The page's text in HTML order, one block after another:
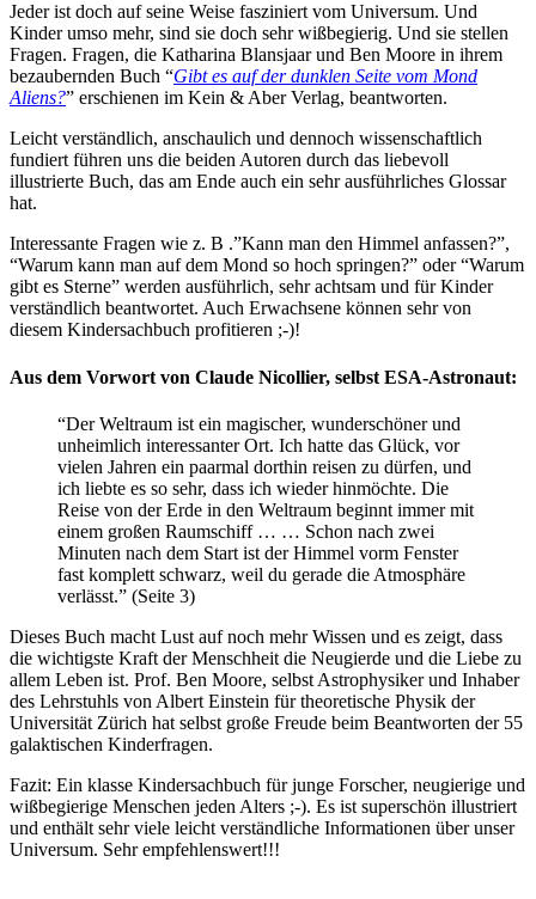
Jeder ist doch auf seine Weise fasziniert vom Universum. Und
Kinder umso mehr, sind sie doch sehr wißbegierig. Und sie stellen
Fragen. Fragen, die Katharina Blansjaar und Ben Moore in ihrem
bezaubernden Buch “Gibt es auf der dunklen Seite vom Mond
Aliens?” erschienen im Kein & Aber Verlag, beantworten.
Leicht verständlich, anschaulich und dennoch wissenschaftlich
fundiert führen uns die beiden Autoren durch das liebevoll
illustrierte Buch, das am Ende auch ein sehr ausführliches Glossar
hat.
Interessante Fragen wie z. B .”Kann man den Himmel anfassen?”,
“Warum kann man auf dem Mond so hoch springen?” oder “Warum
gibt es Sterne” werden ausführlich, sehr achtsam und für Kinder
verständlich beantwortet. Auch Erwachsene können sehr von
diesem Kindersachbuch profitieren ;-)!
Aus dem Vorwort von Claude Nicollier, selbst ESA-Astronaut:
“Der Weltraum ist ein magischer, wunderschöner und
unheimlich interessanter Ort. Ich hatte das Glück, vor
vielen Jahren ein paarmal dorthin reisen zu dürfen, und
ich liebte es so sehr, dass ich wieder hinmöchte. Die
Reise von der Erde in den Weltraum beginnt immer mit
einem großen Raumschiff … … Schon nach zwei
Minuten nach dem Start ist der Himmel vorm Fenster
fast komplett schwarz, weil du gerade die Atmosphäre
verlässt.” (Seite 3)
Dieses Buch macht Lust auf noch mehr Wissen und es zeigt, dass
die wichtigste Kraft der Menschheit die Neugierde und die Liebe zu
allem Leben ist. Prof. Ben Moore, selbst Astrophysiker und Inhaber
des Lehrstuhls von Albert Einstein für theoretische Physik der
Universität Zürich hat selbst große Freude beim Beantworten der 55
galaktischen Kinderfragen.
Fazit: Ein klasse Kindersachbuch für junge Forscher, neugierige und
wißbegierige Menschen jeden Alters ;-). Es ist superschön illustriert
und enthält sehr viele leicht verständliche Informationen über unser
Universum. Sehr empfehlenswert!!!